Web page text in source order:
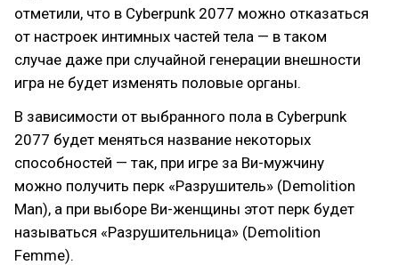
отметили, что в Cyberpunk 2077 можно отказаться
от настроек интимных частей тела — в таком
случае даже при случайной генерации внешности
игра не будет изменять половые органы.
В зависимости от выбранного пола в Cyberpunk
2077 будет меняться название некоторых
способностей — так, при игре за Ви-мужчину
можно получить перк «Разрушитель» (Demolition
Man), а при выборе Ви-женщины этот перк будет
называться «Разрушительница» (Demolition
Femme).